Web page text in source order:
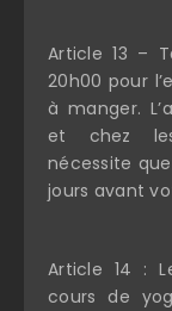
Article 13 –
20h00 pour
à manger.
et chez
nécessite
jours avant
Article 14 :
cours de